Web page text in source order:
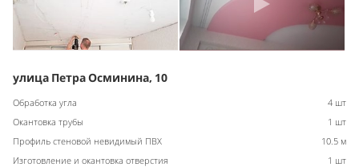
улица Петра Осминина, 10
Обработка угла
4 шт
Окантовка трубы
1 шт
Профиль стеновой невидимый ПВХ
10.5 м
Изготовление и окантовка отверстия
1 шт